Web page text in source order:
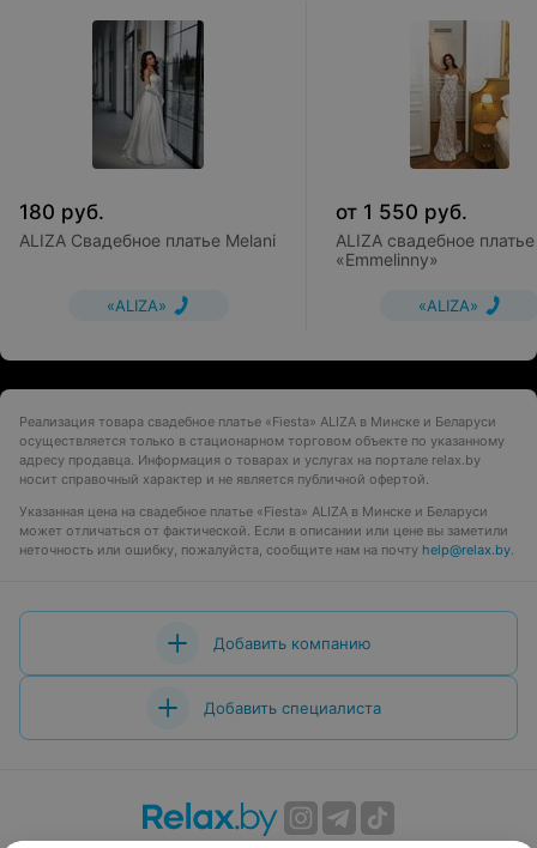
180 руб.
ALIZA Свадебное платье Melani
«ALIZA»
от 1 550 руб.
ALIZA свадебное платье
«Emmelinny»
«ALIZA»
Реализация товара свадебное платье «Fiesta» ALIZA в Минске и Беларуси
осуществляется только в стационарном торговом объекте по указанному
адресу продавца. Информация о товарах и услугах на портале relax.by
носит справочный характер и не является публичной офертой.
Указанная цена на свадебное платье «Fiesta» ALIZA в Минске и Беларуси
может отличаться от фактической. Если в описании или цене вы заметили
неточность или ошибку, пожалуйста, сообщите нам на почту help@relax.by.
Добавить компанию
Добавить специалиста